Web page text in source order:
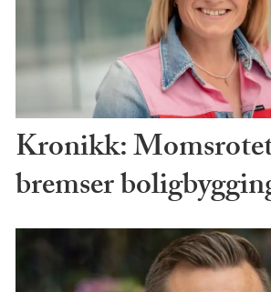
Kronikk:
bremser